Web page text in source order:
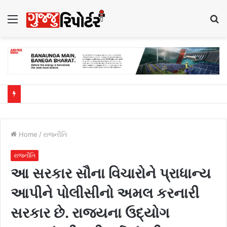
Menu
Home / રાજનીતિ
રાજનીતિ
આ સરકાર સૌના વિચારોને પ્રાધાન્ય
આપીને પોલીસીનો અમલ કરનારી
સરકાર છે. રાજયના ઉદ્યોગ